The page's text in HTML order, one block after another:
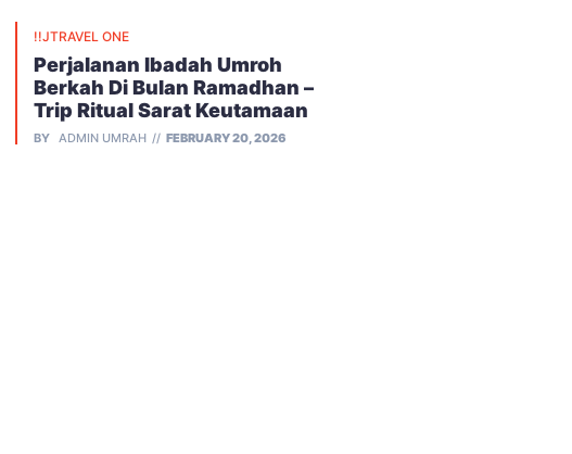
!!JTRAVEL ONE
Perjalanan Ibadah Umroh
Berkah Di Bulan Ramadhan –
Trip Ritual Sarat Keutamaan
BY ADMIN UMRAH FEBRUARY 20, 2026